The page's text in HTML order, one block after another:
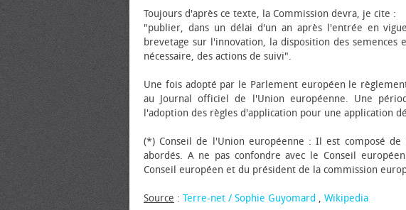
Toujours d'après ce texte, la Commission devra, je cite :
"publier, dans un délai d'un an après l'entrée en
brevetage sur l'innovation, la disposition des
nécessaire, des actions de suivi".
Une fois adopté par le Parlement européen le
au Journal officiel de l'Union européenne. Une
l'adoption des règles d'application pour une application
(*) Conseil de l'Union européenne : Il est composé de
abordés. A ne pas confondre avec le Conseil
Conseil européen et du président de la commission
Source : Terre-net / Sophie Guyomard , Wikipedia